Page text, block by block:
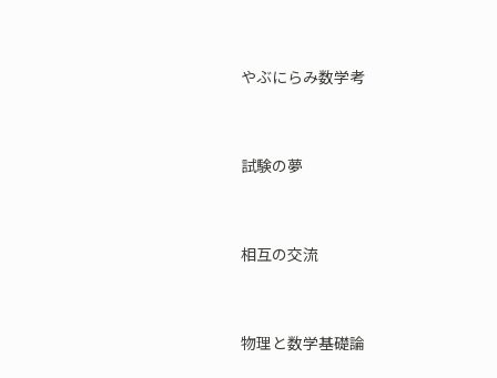
やぶにらみ数学考
試験の夢
相互の交流
物理と数学基礎論